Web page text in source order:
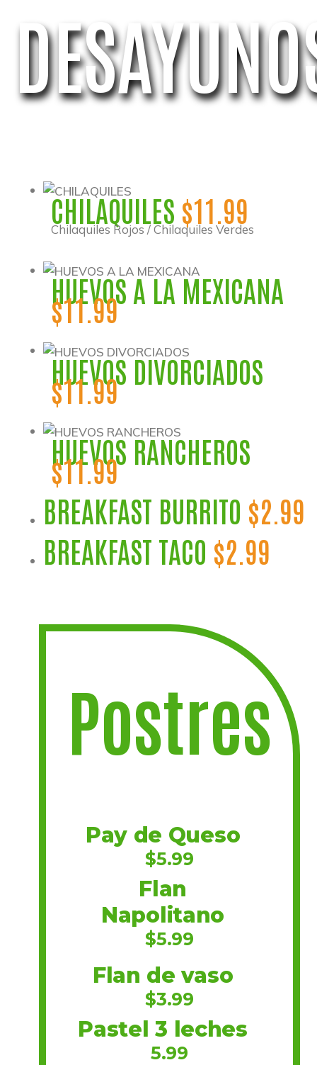
CHILAQUILES $11.99
Chilaquiles Rojos / Chilaquiles Verdes
HUEVOS A LA MEXICANA
$11.99
HUEVOS DIVORCIADOS
$11.99
HUEVOS RANCHEROS
$11.99
BREAKFAST BURRITO $2.99
BREAKFAST TACO $2.99
Postres
Pay de Queso
$5.99
Flan
Napolitano
$5.99
Flan de vaso
$3.99
Pastel 3 leches
5.99